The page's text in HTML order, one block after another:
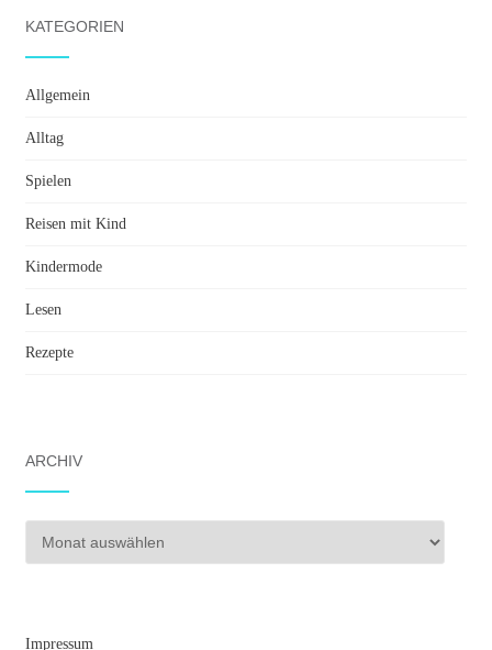
KATEGORIEN
Allgemein
Alltag
Spielen
Reisen mit Kind
Kindermode
Lesen
Rezepte
ARCHIV
Archiv
Impressum